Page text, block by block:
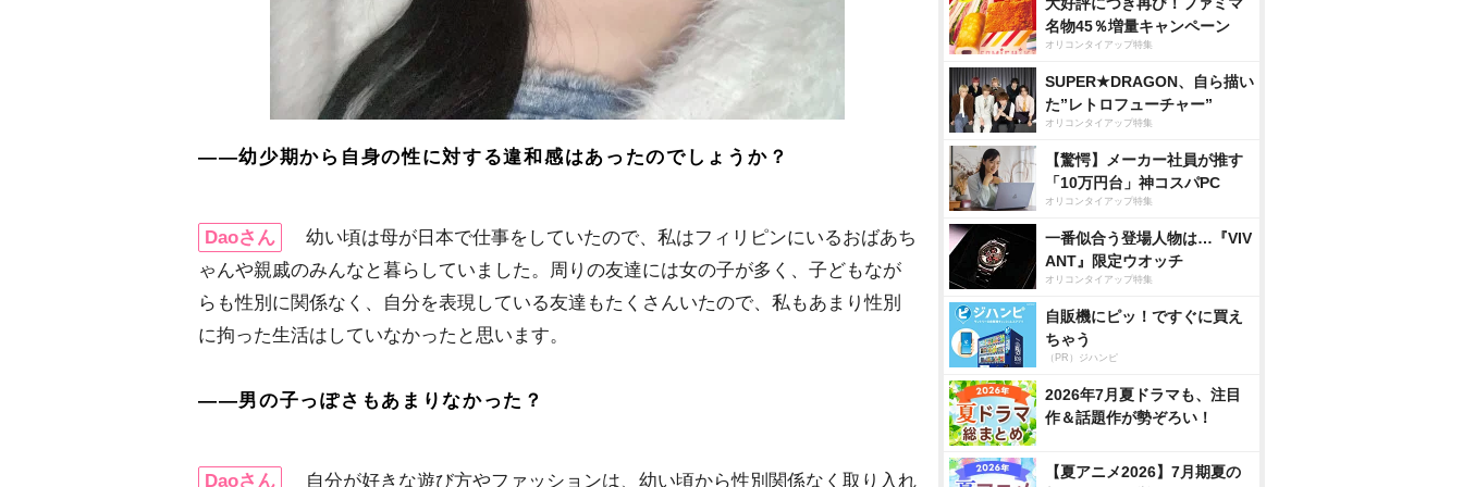
――幼少期から自身の性に対する違和感はあったのでしょうか？
Daoさん
幼い頃は母が日本で仕事をしていたので、私はフィリピンにいるおばあち
ゃんや親戚のみんなと暮らしていました。周りの友達には女の子が多く、子どもなが
らも性別に関係なく、自分を表現している友達もたくさんいたので、私もあまり性別
に拘った生活はしていなかったと思います。
――男の子っぽさもあまりなかった？
Daoさん 自分が好きな遊び方やファッションは、幼い頃から性別関係なく取り入れ
名物45％増量キャンペーン
オリコンタイアップ特集
SUPER★DRAGON、自ら描い
た”レトロフューチャー”
オリコンタイアップ特集
【驚愕】メーカー社員が推す
「10万円台」神コスパPC
オリコンタイアップ特集
一番似合う登場人物は…『VIV
ANT』限定ウオッチ
オリコンタイアップ特集
自販機にピッ！ですぐに買え
ちゃう
（PR）ジハンピ
2026年7月夏ドラマも、注目
作＆話題作が勢ぞろい！
【夏アニメ2026】7月期夏の